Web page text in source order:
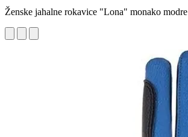
Ženske jahalne rokavice "Lona" monako modre